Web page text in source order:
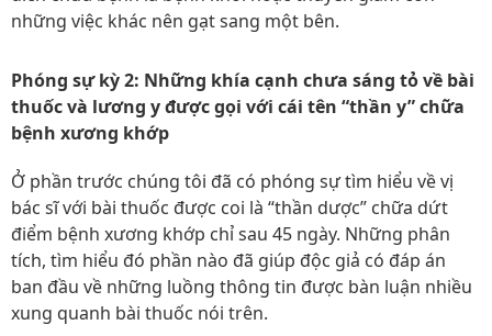
những việc khác nên gạt sang một bên.
Phóng sự kỳ 2: Những khía cạnh chưa sáng tỏ về bài
thuốc và lương y được gọi với cái tên “thần y” chữa
bệnh xương khớp
Ở phần trước chúng tôi đã có phóng sự tìm hiểu về vị
bác sĩ với bài thuốc được coi là “thần dược” chữa dứt
điểm bệnh xương khớp chỉ sau 45 ngày. Những phân
tích, tìm hiểu đó phần nào đã giúp độc giả có đáp án
ban đầu về những luồng thông tin được bàn luận nhiều
xung quanh bài thuốc nói trên.